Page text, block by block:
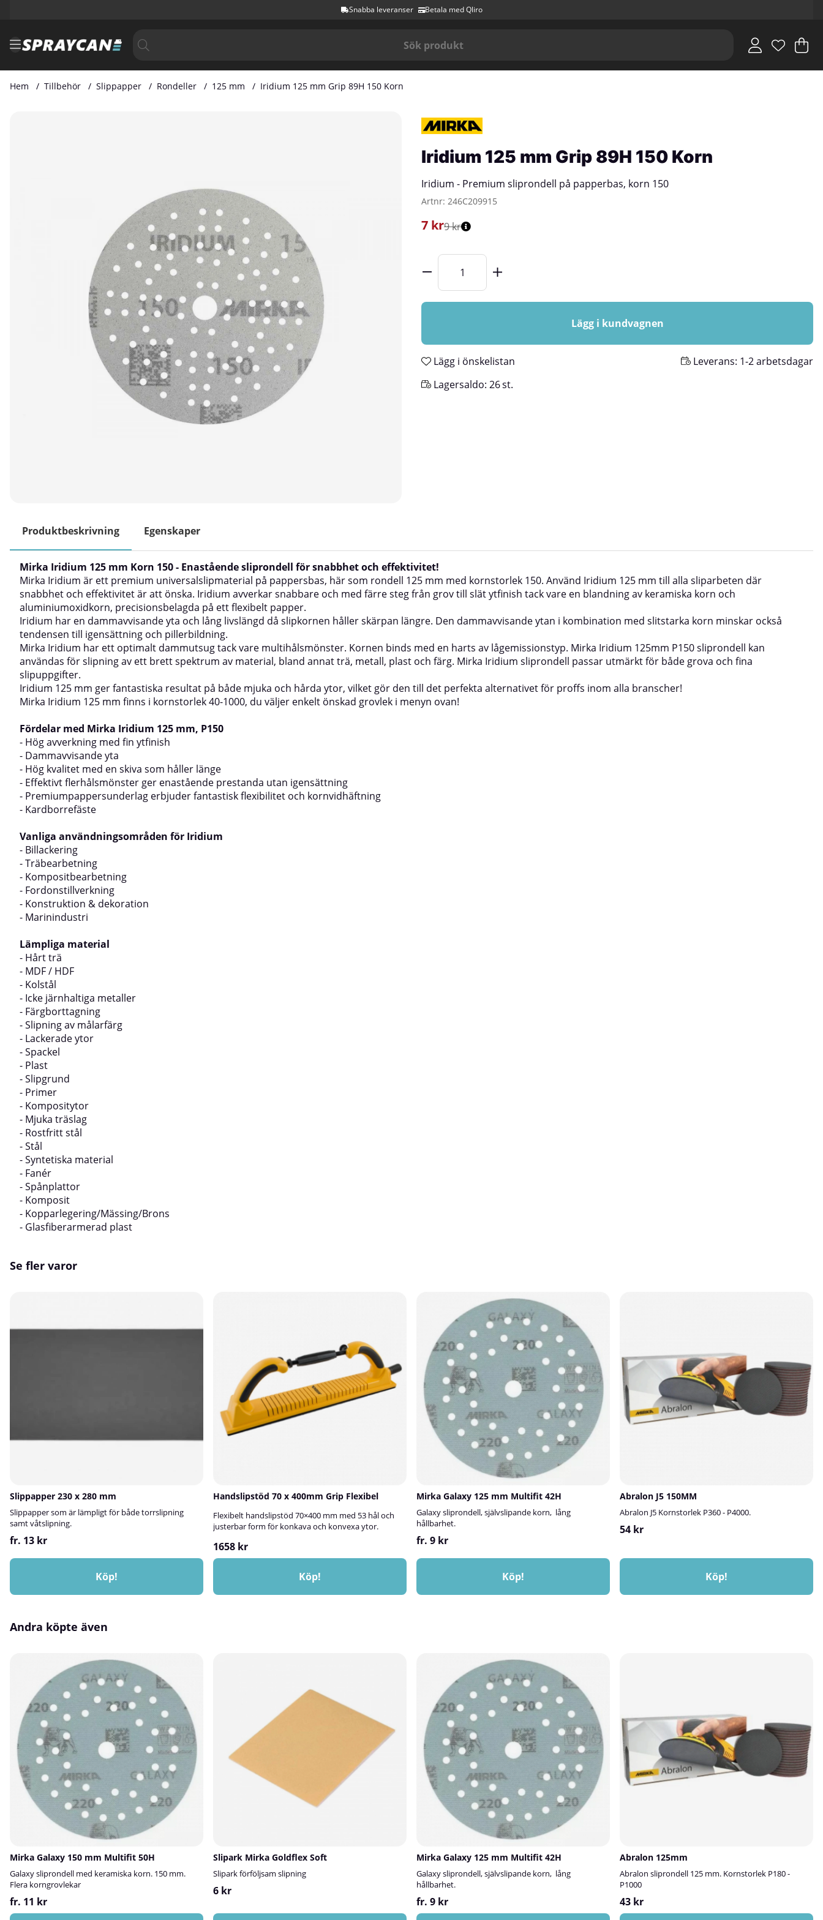
Snabba leveranser Betala med Qliro
.
Hem Tillbehör Slippapper Rondeller 125 mm Iridium 125 mm Grip 89H 150 Korn
Iridium 125 mm Grip 89H 150 Korn
Iridium - Premium sliprondell på papperbas, korn 150
Artnr: 246C209915
7 kr9 kr
Lägg i kundvagnen
Lägg i önskelistan Leverans: 1-2 arbetsdagar
Lagersaldo: 26st.
Produktbeskrivning Egenskaper
Mirka Iridium 125 mm Korn 150 - Enastående sliprondell för snabbhet och effektivitet!
Mirka Iridium är ett premium universalslipmaterial på pappersbas, här som rondell 125 mm med kornstorlek 150. Använd Iridium 125 mm till alla sliparbeten där
snabbhet och effektivitet är att önska. Iridium avverkar snabbare och med färre steg från grov till slät ytfinish tack vare en blandning av keramiska korn och
aluminiumoxidkorn, precisionsbelagda på ett flexibelt papper.
Iridium har en dammavvisande yta och lång livslängd då slipkornen håller skärpan längre. Den dammavvisande ytan i kombination med slitstarka korn minskar också
tendensen till igensättning och pillerbildning.
Mirka Iridium har ett optimalt dammutsug tack vare multihålsmönster. Kornen binds med en harts av lågemissionstyp. Mirka Iridium 125mm P150 sliprondell kan
användas för slipning av ett brett spektrum av material, bland annat trä, metall, plast och färg. Mirka Iridium sliprondell passar utmärkt för både grova och fina
slipuppgifter.
Iridium 125 mm ger fantastiska resultat på både mjuka och hårda ytor, vilket gör den till det perfekta alternativet för proffs inom alla branscher!
Mirka Iridium 125 mm finns i kornstorlek 40-1000, du väljer enkelt önskad grovlek i menyn ovan!
Fördelar med Mirka Iridium 125 mm, P150
- Hög avverkning med fin ytfinish
- Dammavvisande yta
- Hög kvalitet med en skiva som håller länge
- Effektivt flerhålsmönster ger enastående prestanda utan igensättning
- Premiumpappersunderlag erbjuder fantastisk flexibilitet och kornvidhäftning
- Kardborrefäste
Vanliga användningsområden för Iridium
- Billackering
- Träbearbetning
- Kompositbearbetning
- Fordonstillverkning
- Konstruktion & dekoration
- Marinindustri
Lämpliga material
- Hårt trä
- MDF / HDF
- Kolstål
- Icke järnhaltiga metaller
- Färgborttagning
- Slipning av målarfärg
- Lackerade ytor
- Spackel
- Plast
- Slipgrund
- Primer
- Kompositytor
- Mjuka träslag
- Rostfritt stål
- Stål
- Syntetiska material
- Fanér
- Spånplattor
- Komposit
- Kopparlegering/Mässing/Brons
- Glasfiberarmerad plast
Se fler varor
Slippapper 230 x 280 mm
Slippapper som är lämpligt för både torrslipning
samt våtslipning.
fr. 13 kr
Köp!
Handslipstöd 70 x 400mm Grip Flexibel
Flexibelt handslipstöd 70×400 mm med 53 hål och
justerbar form för konkava och konvexa ytor.
1658 kr
Köp!
Mirka Galaxy 125 mm Multifit 42H
Galaxy sliprondell, självslipande korn, lång
hållbarhet.
fr. 9 kr
Köp!
Abralon J5 150MM
Abralon J5 Kornstorlek P360 - P4000.
54 kr
Köp!
Andra köpte även
Mirka Galaxy 150 mm Multifit 50H
Galaxy sliprondell med keramiska korn. 150 mm.
Flera korngrovlekar
fr. 11 kr
Slipark Mirka Goldflex Soft
Slipark förföljsam slipning
6 kr
Mirka Galaxy 125 mm Multifit 42H
Galaxy sliprondell, självslipande korn, lång
hållbarhet.
fr. 9 kr
Abralon 125mm
Abralon sliprondell 125 mm. Kornstorlek P180 -
P1000
43 kr